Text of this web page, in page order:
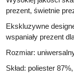
prezent, świetnie
Ekskluzywne
wspaniały prezent
Rozmiar:
Skład: poliester